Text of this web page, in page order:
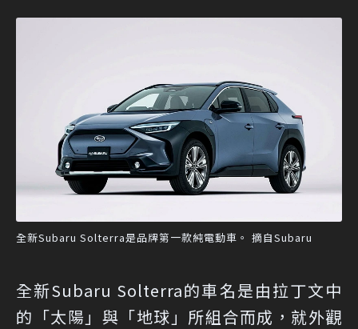
全新Subaru Solterra是品牌第一款純電動車。 摘自Subaru
全新Subaru Solterra的車名是由拉丁文中
的「太陽」與「地球」所組合而成，就外觀